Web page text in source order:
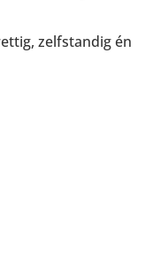
zelfstandig én